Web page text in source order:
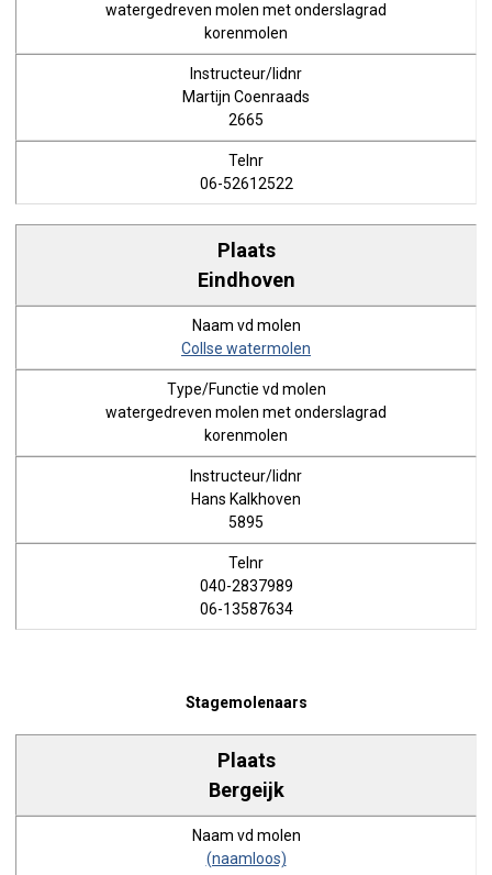
watergedreven molen met onderslagrad
korenmolen
Martijn Coenraads
2665
06-52612522
Eindhoven
Collse watermolen
watergedreven molen met onderslagrad
korenmolen
Hans Kalkhoven
5895
040-2837989
06-13587634
Stagemolenaars
Bergeijk
(naamloos)